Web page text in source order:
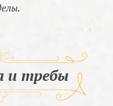
и требы